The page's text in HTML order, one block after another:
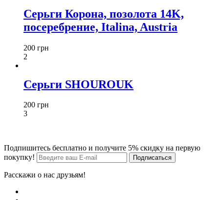
Серьги Корона, позолота 14K,
посеребрение, Italina, Austria
200 грн
2
Серьги SHOUROUK
200 грн
3
Подпишитесь бесплатно и получите 5% скидку на первую
покупку!
Расскажи о нас друзьям!